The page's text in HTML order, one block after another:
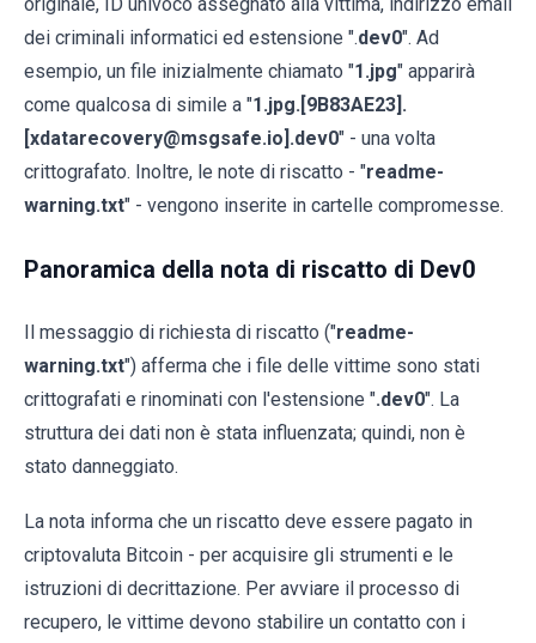
dei criminali informatici ed estensione ".dev0". Ad
esempio, un file inizialmente chiamato "1.jpg" apparirà
come qualcosa di simile a "1.jpg.[9B83AE23].
[xdatarecovery@msgsafe.io].dev0" - una volta
crittografato. Inoltre, le note di riscatto - "readme-
warning.txt" - vengono inserite in cartelle compromesse.
Panoramica della nota di riscatto di Dev0
Il messaggio di richiesta di riscatto ("readme-
warning.txt") afferma che i file delle vittime sono stati
crittografati e rinominati con l'estensione ".dev0". La
struttura dei dati non è stata influenzata; quindi, non è
stato danneggiato.
La nota informa che un riscatto deve essere pagato in
criptovaluta Bitcoin - per acquisire gli strumenti e le
istruzioni di decrittazione. Per avviare il processo di
recupero, le vittime devono stabilire un contatto con i